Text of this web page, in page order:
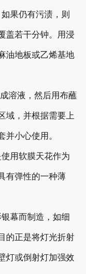
果仍有污渍，则
盖若干分钟。用浸
油地板或乙烯基地
溶液，然后用布蘸
域，并根据需要上
小心使用。
用软膜天花作为
有弹性的一种薄
幕而制造，如细
的正是将灯光折射
灯或倒射灯加强效